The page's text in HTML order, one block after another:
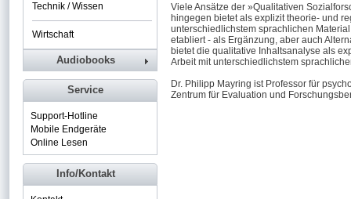
Viele Ansätze der »Qualitativen
hingegen bietet als explizit theorie- und
unterschiedlichstem sprachlichen
etabliert - als Ergänzung, aber auch
bietet die qualitative Inhaltsanalyse als
Arbeit mit unterschiedlichstem
Dr. Philipp Mayring ist Professor für
Zentrum für Evaluation und
Technik / Wissen
Wirtschaft
Audiobooks
Service
Support-Hotline
Mobile Endgeräte
Online Lesen
Info/Kontakt